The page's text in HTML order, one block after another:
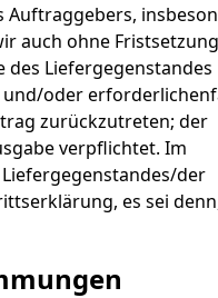
Auftraggebers,
auch ohne Fristsetzung
Liefergegenstandes
oder
zurückzutreten; der
verpflichtet. Im
der
es sei